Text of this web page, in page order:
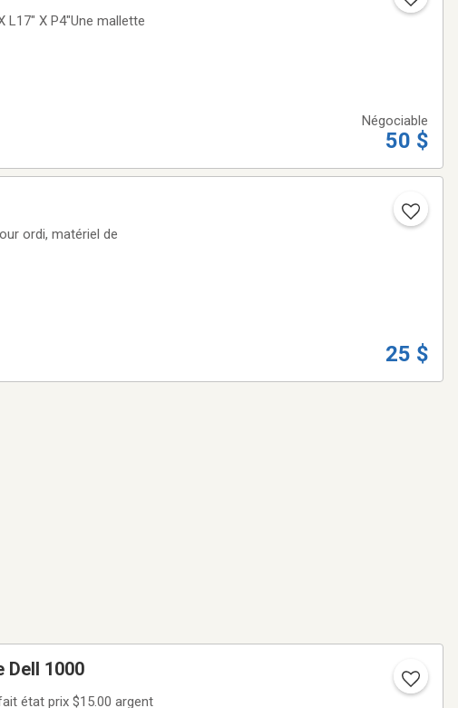
L17" X P4"Une mallette
Négociable
50 $
ordi, matériel de
25 $
sans fil interne Dell 1000